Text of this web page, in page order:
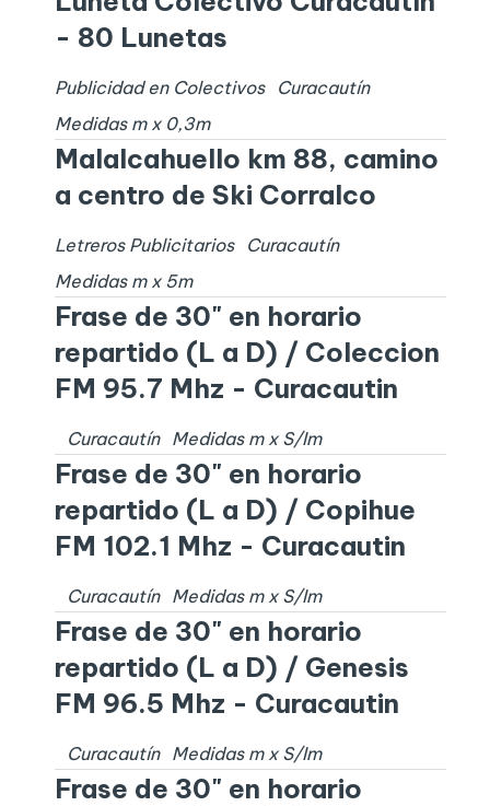
- 80 Lunetas
Publicidad en Colectivos
Curacautín
Medidas m x 0,3m
Malalcahuello km 88, camino
a centro de Ski Corralco
Letreros Publicitarios
Curacautín
Medidas m x 5m
Frase de 30" en horario
repartido (L a D) / Coleccion
FM 95.7 Mhz - Curacautin
Curacautín Medidas m x S/Im
Frase de 30" en horario
repartido (L a D) / Copihue
FM 102.1 Mhz - Curacautin
Curacautín Medidas m x S/Im
Frase de 30" en horario
repartido (L a D) / Genesis
FM 96.5 Mhz - Curacautin
Curacautín Medidas m x S/Im
Frase de 30" en horario